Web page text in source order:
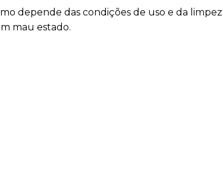
depende das condições de uso e da
mau estado.